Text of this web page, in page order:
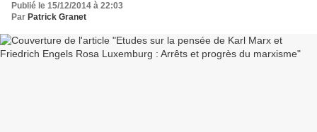
Publié le 15/12/2014 à 22:03
Par Patrick Granet